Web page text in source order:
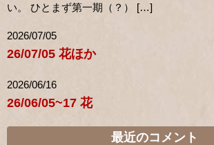
い。 ひとまず第一期（？） […]
2026/07/05
26/07/05 花ほか
2026/06/16
26/06/05~17 花
最近のコメント